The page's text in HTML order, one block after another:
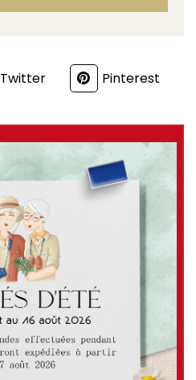
Twitter Pinterest